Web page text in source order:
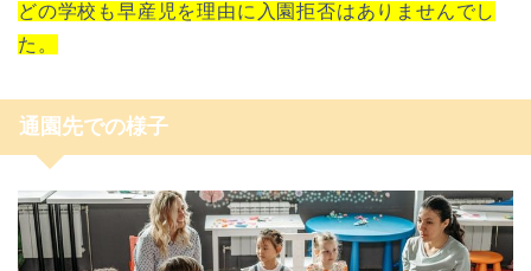
どの学校も早産児を理由に入園拒否はありませんでし
た。
通園先での様子